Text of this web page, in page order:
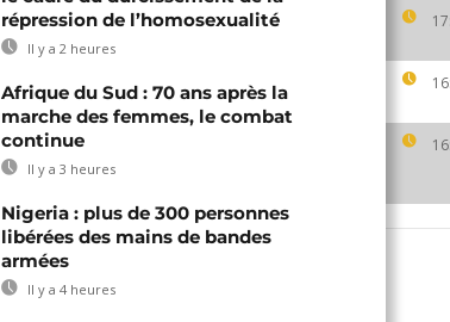
répression de l’homosexualité
Il y a 2 heures
Afrique du Sud : 70 ans après la
marche des femmes, le combat
continue
Il y a 3 heures
Nigeria : plus de 300 personnes
libérées des mains de bandes
armées
Il y a 4 heures